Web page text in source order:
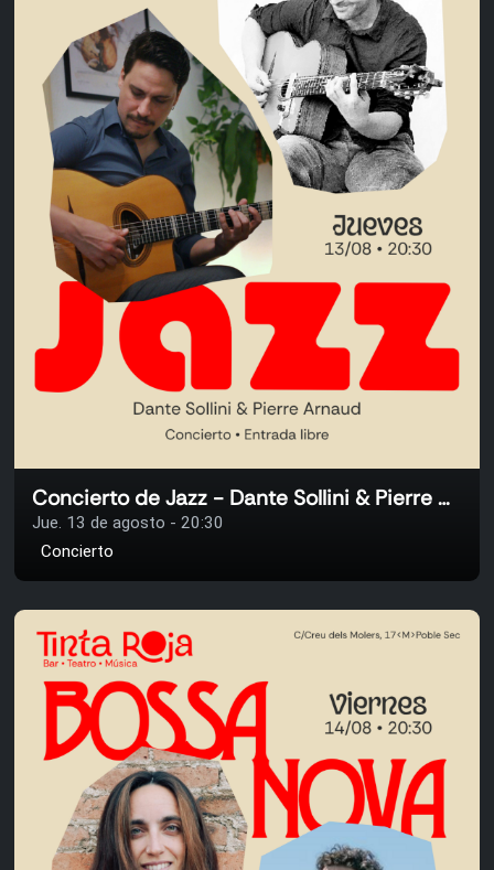
Concierto de Jazz - Dante Sollini & Pierre Arnaud
Jue. 13 de agosto - 20:30
Concierto